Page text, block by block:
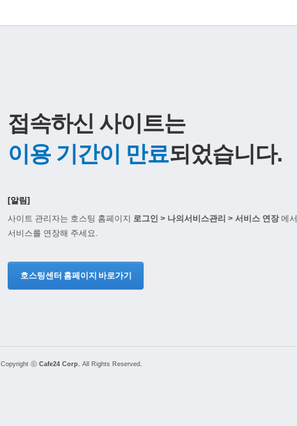
접속하신 사이트는
이용 기간이 만료되었습니다.
[알림]
사이트 관리자는 호스팅 홈페이지 로그인 > 나의서비스관리 > 서비스 연장에서
서비스를 연장해 주세요.
호스팅센터 홈페이지 바로가기
Copyright ⓒ Cafe24 Corp. All Rights Reserved.